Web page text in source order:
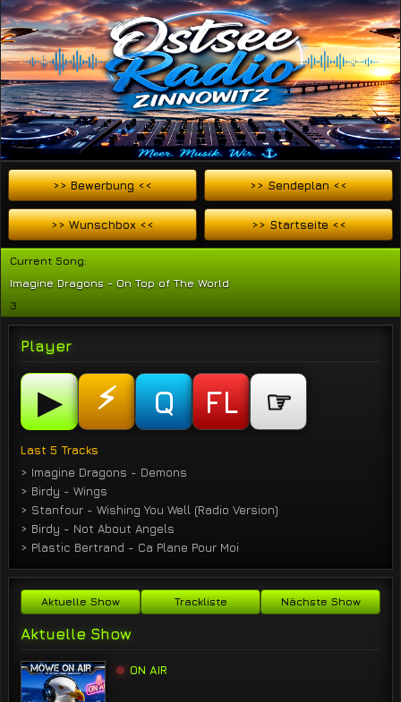
Ostsee Radio Zinnowitz
THE REAL MUSIC ON STATION
>> Bewerbung << >> Sendeplan <<
>> Wunschbox << >> Startseite <<
Current Song:
Imagine Dragons - On Top of The World
3
Player
▶ ⚡ Q FL ☞
Last 5 Tracks
> Imagine Dragons - Demons
> Birdy - Wings
> Stanfour - Wishing You Well (Radio Version)
> Birdy - Not About Angels
> Plastic Bertrand - Ca Plane Pour Moi
Aktuelle Show Trackliste Nächste Show
Aktuelle Show
ON AIR